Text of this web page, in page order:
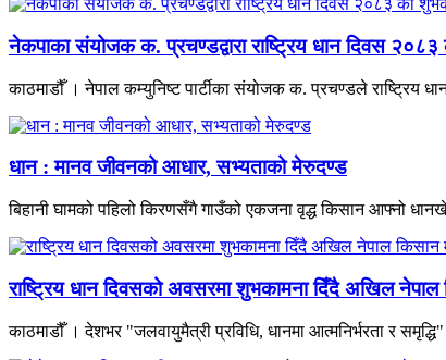
नेकपाका संयोजक क. प्रचण्डद्वारा राष्ट्रिय धान दिवस
काठमाडौँ । नेपाल कम्युनिष्ट पार्टीका संयोजक क. प्रचण्डले राष्ट्रिय
धान : मानव जीवनको आधार, सभ्यताको मेरुदण्ड
बिहानी घामको पहिलो किरणसँगै गाउँको एकजना वृद्ध किसान आफ्नो
राष्ट्रिय धान दिवसको अवसरमा शुभकामना दिँदै अखिल नेपाल
काठमाडौँ । देशभर "जलवायुमैत्री प्रविधि, धानमा आत्मनिर्भरता र